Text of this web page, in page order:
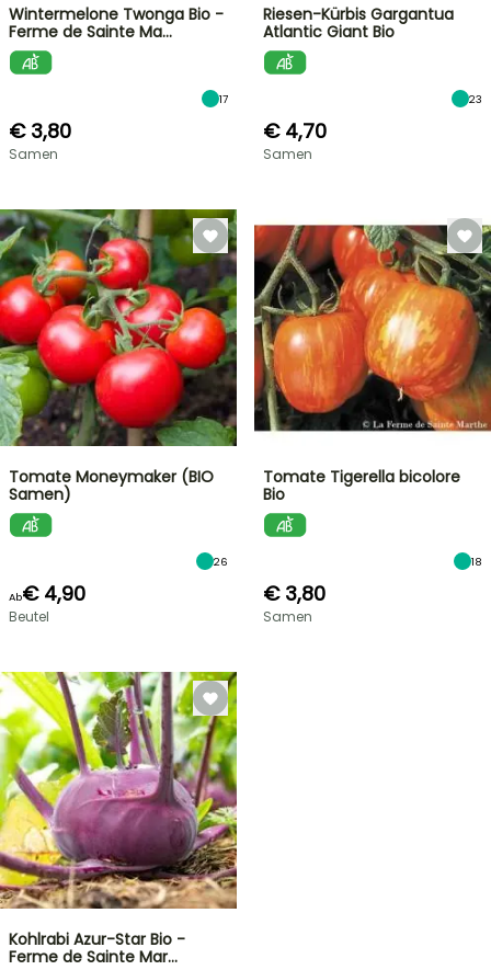
Wintermelone Twonga Bio -
Ferme de Sainte Ma…
17
€ 3,80
Samen
Riesen-Kürbis Gargantua
Atlantic Giant Bio
23
€ 4,70
Samen
Tomate Moneymaker (BIO
Samen)
26
Ab€ 4,90
Beutel
Tomate Tigerella bicolore
Bio
18
€ 3,80
Samen
Kohlrabi Azur-Star Bio -
Ferme de Sainte Mar…